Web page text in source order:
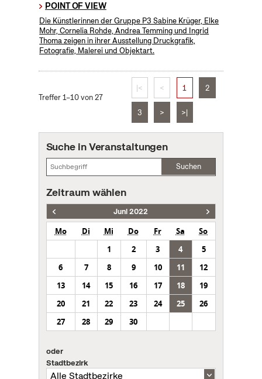
POINT OF VIEW
Die Künstlerinnen der Gruppe P3 Sabine Krüger, Elke
Mohr, Cornelia Rohde, Andrea Temming und Ingrid
Thoma zeigen in ihrer Ausstellung Druckgrafik,
Fotografie, Malerei und Objektart.
Treffer 1–10 von 27
|< < 1 2
3 > >|
Suche in Veranstaltungen
Suchen
Zeitraum wählen
Juni 2022
Mo Di Mi Do Fr Sa
So
1
2 3 4
5
6
7 8 9 10 11
12
13
14 15 16 17 18
19
20
21 22 23 24 25
26
27
28 29 30
oder
Stadtbezirk